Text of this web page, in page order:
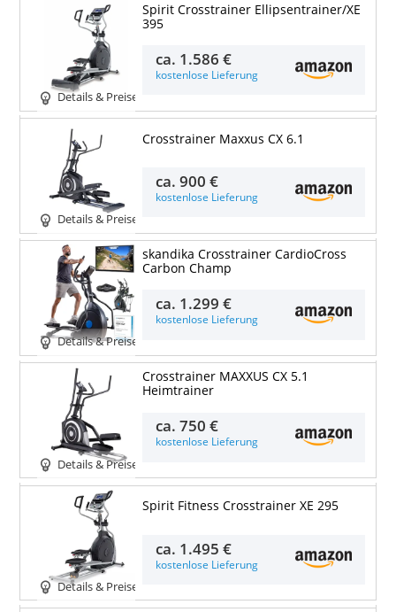
Details & Preise
Spirit Crosstrainer Ellipsentrainer/XE
395
ca. 1.586 €
kostenlose Lieferung
Details & Preise
Crosstrainer Maxxus CX 6.1
ca.900 €
kostenlose Lieferung
Details & Preise
skandika Crosstrainer CardioCross
Carbon Champ
ca. 1.299 €
kostenlose Lieferung
Details & Preise
Crosstrainer MAXXUS CX 5.1
Heimtrainer
ca.750 €
kostenlose Lieferung
Details & Preise
Spirit Fitness Crosstrainer XE 295
ca. 1.495 €
kostenlose Lieferung